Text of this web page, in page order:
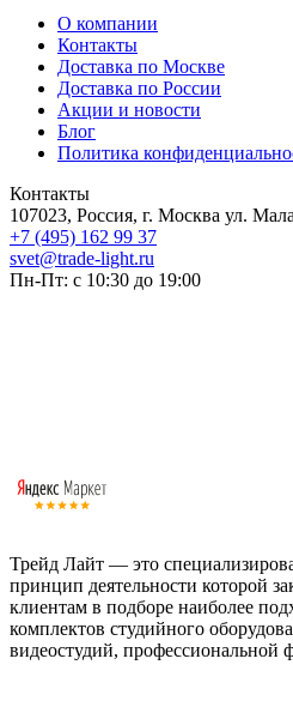
О компании
Контакты
Доставка по Москве
Доставка по России
Акции и новости
Блог
Политика
Контакты
107023, Россия, г. Москва ул.
+7 (495) 162 99 37
svet@trade-light.ru
Пн-Пт: с 10:30 до 19:00
Трейд Лайт — это
принцип деятельности которой
клиентам в подборе наиболее
комплектов студийного
видеостудий, профессиональной